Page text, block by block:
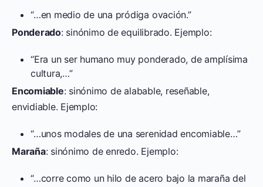
“…en medio de una pródiga ovación.”
Ponderado: sinónimo de equilibrado. Ejemplo:
“Era un ser humano muy ponderado, de amplísima
cultura,…”
Encomiable: sinónimo de alabable, reseñable,
envidiable. Ejemplo:
“…unos modales de una serenidad encomiable…”
Maraña: sinónimo de enredo. Ejemplo:
“…corre como un hilo de acero bajo la maraña del